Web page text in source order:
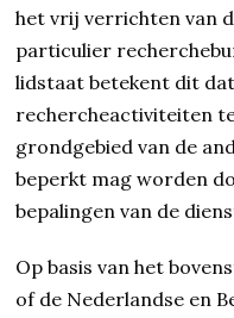
het vrij verrichten van
particulier
lidstaat betekent dit
rechercheactiviteiten
grondgebied van de
beperkt mag worden
bepalingen van de
Op basis van het
of de Nederlandse en